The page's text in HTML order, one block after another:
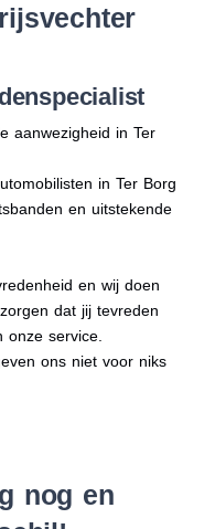
aanwezigheid in Ter
in Ter Borg
en uitstekende
en wij doen
dat jij tevreden
onze service.
ons niet voor niks
nog en